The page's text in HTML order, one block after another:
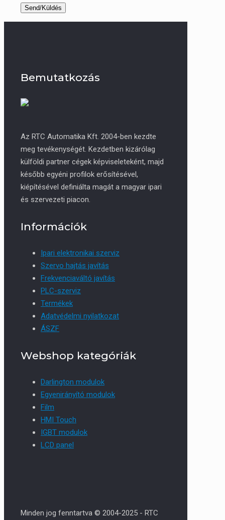
Bemutatkozás
Az RTC Automatika Kft. 2004-ben kezdte
meg tevékenységét. Kezdetben kizárólag
külföldi partner cégek képviseleteként, majd
később egyéni profilok erősítésével,
kiépítésével definiálta magát a magyar ipari
és szervezeti piacon.
Információk
Ipari elektronikai szerviz
Szervo hajtás javítás
Frekvenciaváltó javítás
PLC-szerviz
Termékek
Adatvédelmi nyilatkozat
ÁSZF
Webshop kategóriák
Darlington modulok
Egyenirányító modulok
Film
HMI Touch
IGBT modulok
LCD panel
Minden jog fenntartva © 2004-2025 - RTC